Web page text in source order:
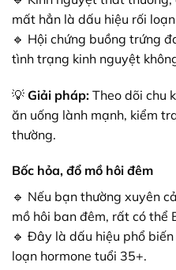
mất hẳn là dấu hiệu rối
🔹 Hội chứng buồng trứng
tình trạng kinh nguyệt
💡 Giải pháp: Theo dõi chu
ăn uống lành mạnh, kiểm
thường.
Bốc hỏa, đổ mồ hôi đêm
🔹 Nếu bạn thường xuyên
mồ hôi ban đêm, rất có thể
🔹 Đây là dấu hiệu phổ biến
loạn hormone tuổi 35+.